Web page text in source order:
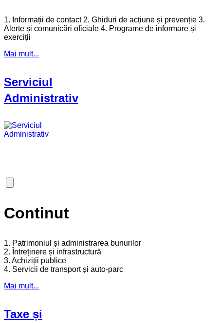
1. Informații de contact 2. Ghiduri de acțiune și prevenție 3.
Alerte și comunicări oficiale 4. Programe de informare și
exerciții
Mai mult...
Serviciul
Administrativ
Continut
1. Patrimoniul și administrarea bunurilor
2. Întreținere și infrastructură
3. Achiziții publice
4. Servicii de transport și auto-parc
Mai mult...
Taxe și